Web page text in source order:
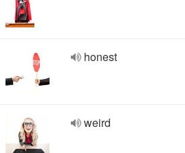
honest
weird